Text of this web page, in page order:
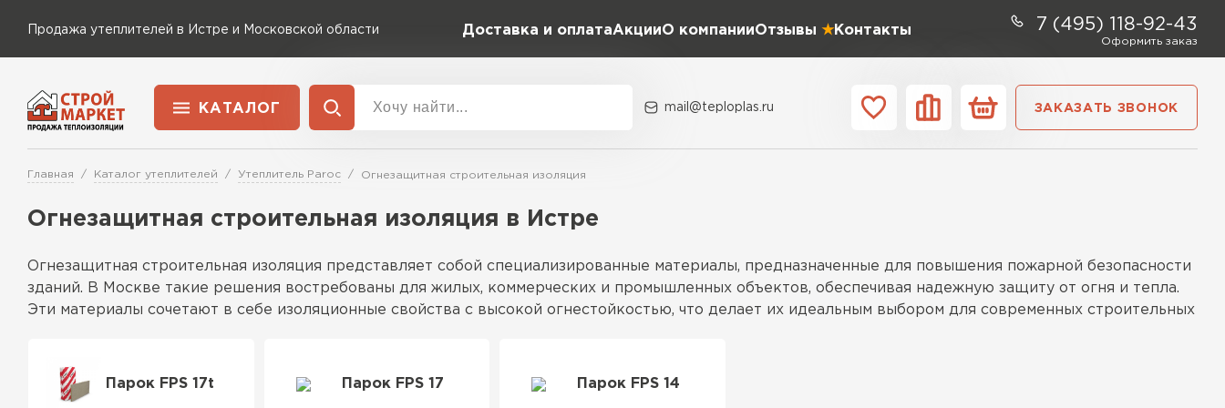
Продажа утеплителей в Истре и Московской области Доставка и оплатаАкцииО компанииОтзывы Контакты 7 (495) 118-92-43
Оформить заказ
КАТАЛОГ mail@teploplas.ru ЗАКАЗАТЬ ЗВОНОК
Главная Каталог утеплителей Утеплитель Paroc Огнезащитная строительная изоляция
Огнезащитная строительная изоляция в Истре
Огнезащитная строительная изоляция представляет собой специализированные материалы, предназначенные для повышения пожарной безопасности
зданий. В Москве такие решения востребованы для жилых, коммерческих и промышленных объектов, обеспечивая надежную защиту от огня и тепла.
Эти материалы сочетают в себе изоляционные свойства с высокой огнестойкостью, что делает их идеальным выбором для современных строительных
Особенности
Материалы обладают уникальной структурой, включающей негорючие волокна и специальные пропитки, которые предотвращают распространение
Парок FPS 17t Парок FPS 17 Парок FPS 14
Доставка и оплата Контакты
Перейти в каталог
Утеплитель Ветонит
ПЕРЕЙТИ
Утеплитель Rockwool
Утеплитель Knauf